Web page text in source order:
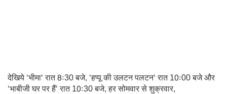
देखिये ‘भीमा‘ रात 8ः30 बजे, ‘हप्पू की उलटन पलटन‘ रात 10ः00 बजे और
‘भाबीजी घर पर हैं‘ रात 10ः30 बजे, हर सोमवार से शुक्रवार,